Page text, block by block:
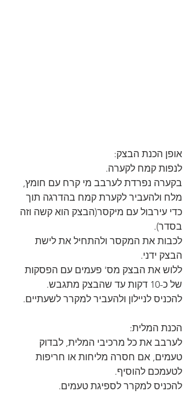
אופן הכנת הבצק:
לנפות קמח לקערה.
בקערה נפרדת לערבב מי קרח עם חומץ,
מלח ולהעביר לקערת קמח בהדרגה תוך
כדי עירבול עם מיקסר(הבצק הוא קשה וזה
בסדר).
לכבות את המקסר ולהתחיל את לישת
הבצק ידני.
ללוש את הבצק מס' פעמים עם הפסקות
של כ-10 דקות עד שהבצק מתגבש.
להכניס לניילון ולהעביר למקרר לשעתיים.
הכנת המלית:
לערבב את כל מרכיבי המלית, לבדוק
טעמים, אם חסרה מליחות או חריפות
לטעמכם להוסיף.
להכניס למקרר לספיגת טעמים.